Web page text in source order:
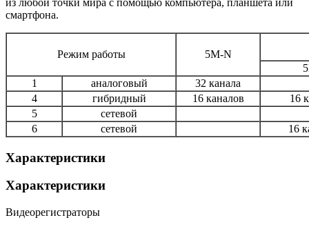
из любой точки мира с помощью компьютера, планшета или
смартфона.
Режим работы
5М-N
1
аналоговый
32 канала
4
гибридный 16 каналов
16
5
сетевой
6
сетевой 16
Характеристики
Характеристики
Видеорегистраторы